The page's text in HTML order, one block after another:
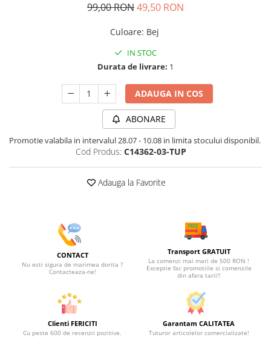
99,00 RON49,50 RON
Culoare: Bej
IN STOC
Durata de livrare: 1
ADAUGA IN COS
ABONARE
Promotie valabila in intervalul 28.07 - 10.08 in limita stocului disponibil.
Cod Produs: C14362-03-TUP
Adauga la Favorite
CONTACT
Nu esti sigura de marimea dorita ?
Contacteaza-ne!
Transport GRATUIT
La comenzi mai mari de 500 RON !
Exceptie fac promotiile si comenzile
din afara tarii!!
Clienti FERICITI
Cu peste 600 de recenzii pozitive.
Garantam CALITATEA
Tuturor articolelor comercializate!